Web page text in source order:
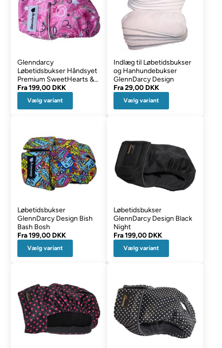
Glenndarcy
Løbetidsbukser Håndsyet
Premium SweetHearts &
Stars
Fra199,00 DKK
Vælg variant
Indlæg til Løbetidsbukser
og Hanhundebukser
GlennDarcy Design
Fra29,00 DKK
Vælg variant
Løbetidsbukser
GlennDarcy Design Bish
Bash Bosh
Fra199,00 DKK
Vælg variant
Løbetidsbukser
GlennDarcy Design Black
Night
Fra199,00 DKK
Vælg variant